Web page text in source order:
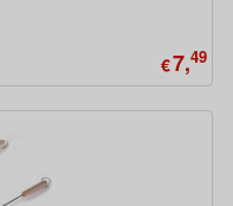
€7,49